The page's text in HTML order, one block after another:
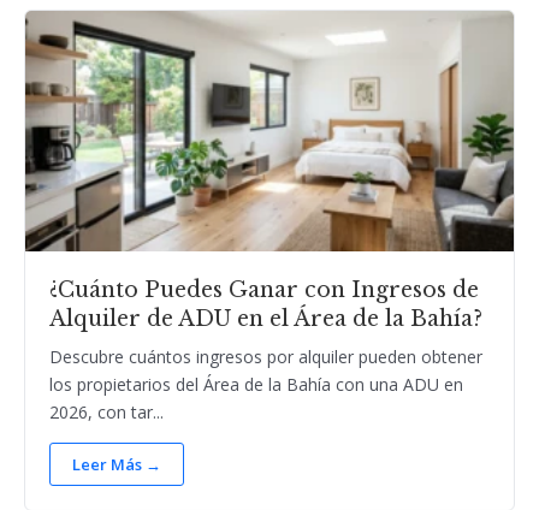
¿Cuánto Puedes Ganar con Ingresos de
Alquiler de ADU en el Área de la Bahía?
Descubre cuántos ingresos por alquiler pueden obtener
los propietarios del Área de la Bahía con una ADU en
2026, con tar...
Leer Más →